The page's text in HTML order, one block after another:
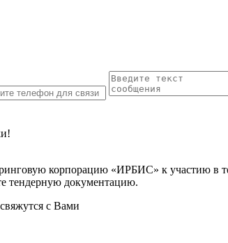
корпорацию «ИРБИС» к участию в
тендерную документацию.
с Вами